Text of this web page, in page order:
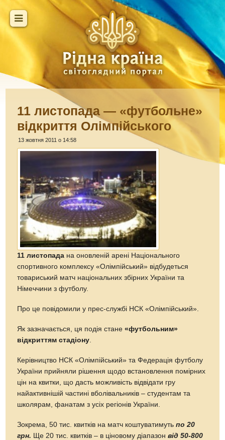
11 листопада — «футбольне»
відкриття Олімпійського
13 жовтня 2011 о 14:58
11 листопада на оновленій арені Національного
спортивного комплексу «Олімпійський» відбудеться
товариський матч національних збірних України та
Німеччини з футболу.
Про це повідомили у прес-службі НСК «Олімпійський».
Як зазначається, ця подія стане«футбольним»
відкриттям стадіону
Керівництво НСК «Олімпійський» та Федерація футболу
України прийняли рішення щодо встановлення помірних
цін на квитки, що дасть можливість відвідати гру
найактивнішій частині вболівальників – студентам та
школярам, фанатам з усіх регіонів України.
Зокрема, 50 тис. квитків на матч коштуватимуть по 20
грн. Ще 20 тис. квитків – в ціновому діапазонвід 50-800